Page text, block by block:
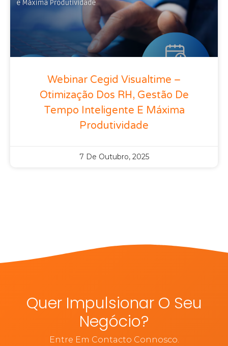
Webinar Cegid Visualtime –
Otimização Dos RH, Gestão De
Tempo Inteligente E Máxima
Produtividade
7 De Outubro, 2025
Quer Impulsionar O Seu
Negócio?
Entre Em Contacto Connosco.